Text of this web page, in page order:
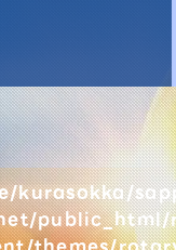
kurasokka/